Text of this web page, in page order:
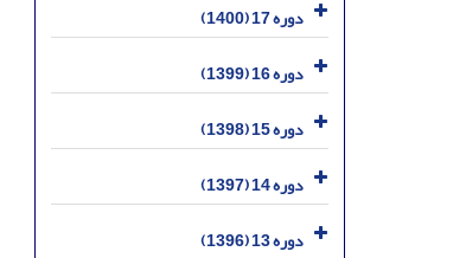
دوره 17 (1400)
دوره 16 (1399)
دوره 15 (1398)
دوره 14 (1397)
دوره 13 (1396)